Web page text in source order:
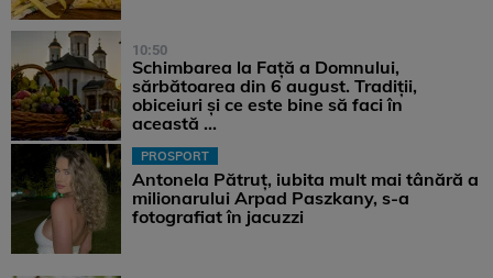
10:50
Schimbarea la Față a Domnului,
sărbătoarea din 6 august. Tradiții,
obiceiuri și ce este bine să faci în
această ...
PROSPORT
Antonela Pătruț, iubita mult mai tânără a
milionarului Arpad Paszkany, s-a
fotografiat în jacuzzi